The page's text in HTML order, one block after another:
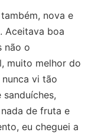
nova e
Aceitava boa
não o
muito melhor do
vi tão
de fruta e
eu cheguei a